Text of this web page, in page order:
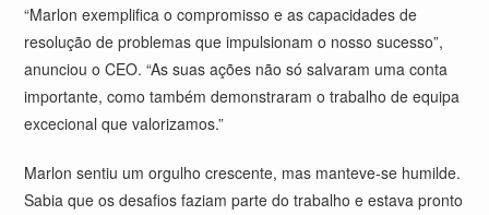
“Marlon exemplifica o compromisso e as capacidades de
resolução de problemas que impulsionam o nosso sucesso”,
anunciou o CEO. “As suas ações não só salvaram uma conta
importante, como também demonstraram o trabalho de equipa
excecional que valorizamos.”
Marlon sentiu um orgulho crescente, mas manteve-se humilde.
Sabia que os desafios faziam parte do trabalho e estava pronto